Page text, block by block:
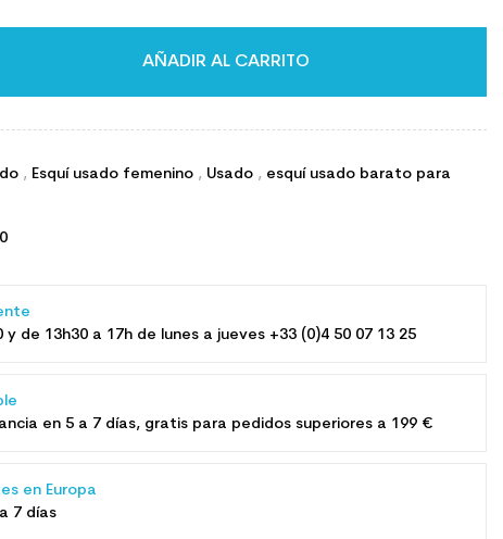
AÑADIR AL CARRITO
, Esquí usado femenino , Usado , esquí usado barato para
y de 13h30 a 17h de lunes a jueves +33 (0)4 50 07 13 25
en 5 a 7 días, gratis para pedidos superiores a 199 €
en Europa
7 días